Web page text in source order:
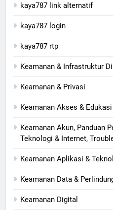
kaya787 link alternatif
kaya787 login
kaya787 rtp
Keamanan & Infrastruktur
Keamanan & Privasi
Keamanan Akses &
Keamanan Akun, Panduan
Teknologi & Internet,
Keamanan Aplikasi &
Keamanan Data &
Keamanan Digital